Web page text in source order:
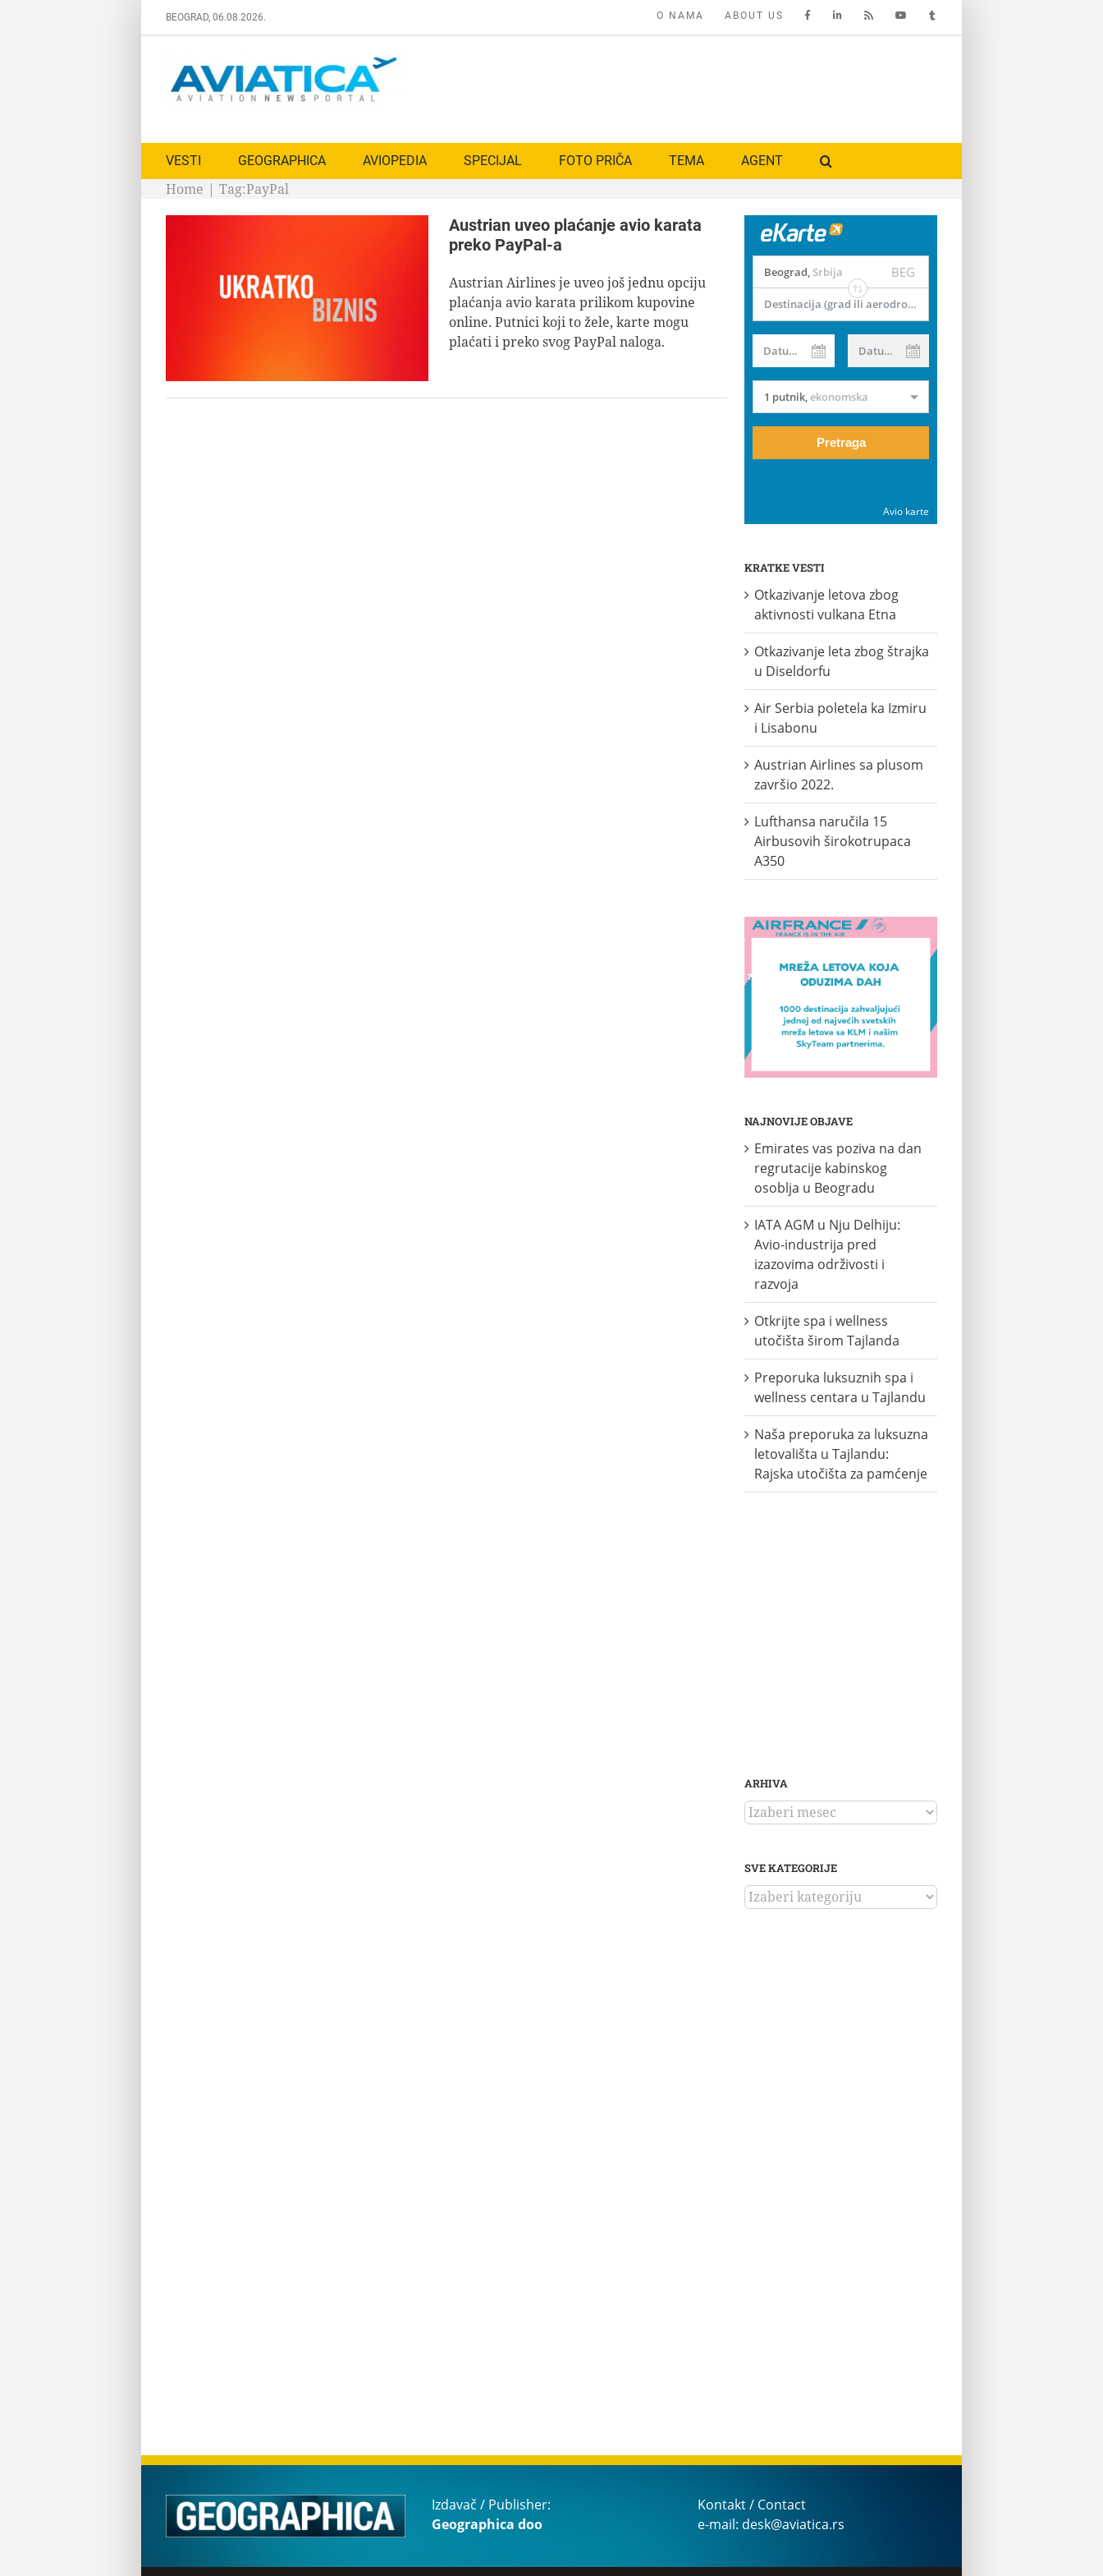
BEOGRAD, 06.08.2026. O NAMA ABOUT US
VESTI GEOGRAPHICA AVIOPEDIA SPECIJAL FOTO PRIČA TEMA AGENT
Home | Tag:PayPal
Austrian uveo plaćanje avio karata
preko PayPal-a
Austrian Airlines je uveo još jednu opciju
plaćanja avio karata prilikom kupovine
online. Putnici koji to žele, karte mogu
plaćati i preko svog PayPal naloga.
Beograd, Srbija BEG
Destinacija (grad ili aerodrom)
Datum od Datum do
1 putnik,ekonomska
Pretraga
Avio karte
KRATKE VESTI
Otkazivanje letova zbog
aktivnosti vulkana Etna
Otkazivanje leta zbog štrajka
u Diseldorfu
Air Serbia poletela ka Izmiru
i Lisabonu
Austrian Airlines sa plusom
završio 2022.
Lufthansa naručila 15
Airbusovih širokotrupaca
A350
NAJNOVIJE OBJAVE
Emirates vas poziva na dan
regrutacije kabinskog
osoblja u Beogradu
IATA AGM u Nju Delhiju:
Avio-industrija pred
izazovima održivosti i
razvoja
Otkrijte spa i wellness
utočišta širom Tajlanda
Preporuka luksuznih spa i
wellness centara u Tajlandu
Naša preporuka za luksuzna
letovališta u Tajlandu:
Rajska utočišta za pamćenje
ARHIVA
ARHIVA
SVE KATEGORIJE
SVE
KATEGORIJE
Izdavač / Publisher:
Geographica doo
Kontakt / Contact
e-mail: desk@aviatica.rs